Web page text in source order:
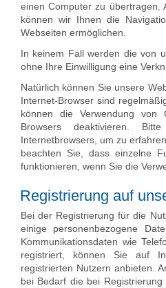
einen Computer zu übertragen.
können wir Ihnen die
Webseiten ermöglichen.
In keinem Fall werden die von
ohne Ihre Einwilligung eine
Natürlich können Sie unsere
Internet-Browser sind
können die Verwendung von
Browsers deaktivieren.
Internetbrowsers, um zu
beachten Sie, dass einzelne
funktionieren, wenn Sie die
Registrierung auf
Bei der Registrierung für die
einige personenbezogene
Kommunikationsdaten wie
registriert, können Sie auf
registrierten Nutzern anbieten.
bei Bedarf die bei